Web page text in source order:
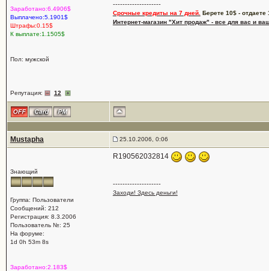
Заработано:6.4906$
Выплачено:5.1901$
Штрафы:0.15$
К выплате:1.1505$
Пол: мужской
Репутация: 12
--------------------
Срочные кредиты на 7 дней. Берете 10$ - отдаете
Интернет-магазин "Хит продаж" - все для вас и
Mustapha 25.10.2006, 0:06
Знающий
Группа: Пользователи
Сообщений: 212
Регистрация: 8.3.2006
Пользователь №: 25
На форуме:
1d 0h 53m 8s
Заработано:2.183$
R190562032814
--------------------
Заходи! Здесь деньги!